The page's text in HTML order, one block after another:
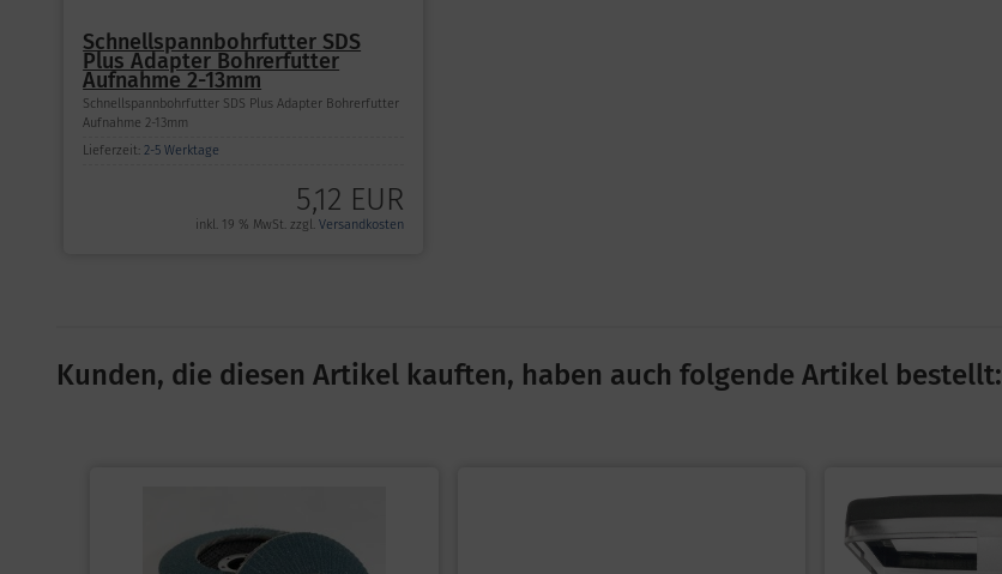
Schnellspannbohrfutter SDS
Plus Adapter Bohrerfutter
Aufnahme 2-13mm
Schnellspannbohrfutter SDS Plus Adapter Bohrerfutter
Aufnahme 2-13mm
Lieferzeit:2-5 Werktage
5,12 EUR
inkl. 19 % MwSt. zzgl.Versandkosten
Kunden, die diesen Artikel kauften, haben auch folgende Artikel bestellt: